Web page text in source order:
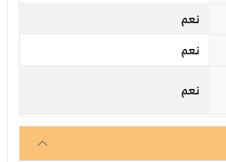
نعم
نعم
نعم